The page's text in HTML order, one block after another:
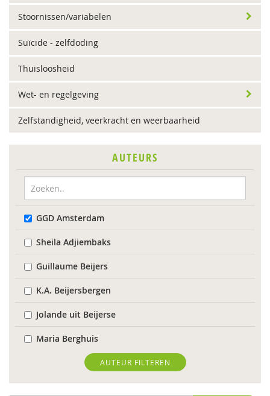
Stoornissen/variabelen
Suïcide - zelfdoding
Thuisloosheid
Wet- en regelgeving
Zelfstandigheid, veerkracht en weerbaarheid
AUTEURS
GGD Amsterdam
Sheila Adjiembaks
Guillaume Beijers
K.A. Beijersbergen
Jolande uit Beijerse
Maria Berghuis
Anne-Mei Blom
Maaike Bolhuis
AUTEUR FILTEREN